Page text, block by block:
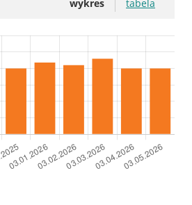
wykres tabela